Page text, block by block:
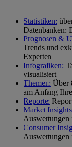
Statistiken:
Datenbanken:
Prognosen &
Trends und
Experten
Infografiken:
visualisiert
Themen: Über
am Anfang
Reporte:
Market
Auswertungen
Consumer
Auswertungen